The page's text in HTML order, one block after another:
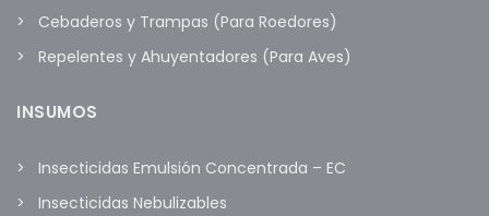
Cebaderos y Trampas (Para Roedores)
Repelentes y Ahuyentadores (Para Aves)
INSUMOS
Insecticidas Emulsión Concentrada – EC
Insecticidas Nebulizables